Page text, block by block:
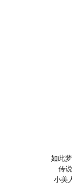
如此
传
小美